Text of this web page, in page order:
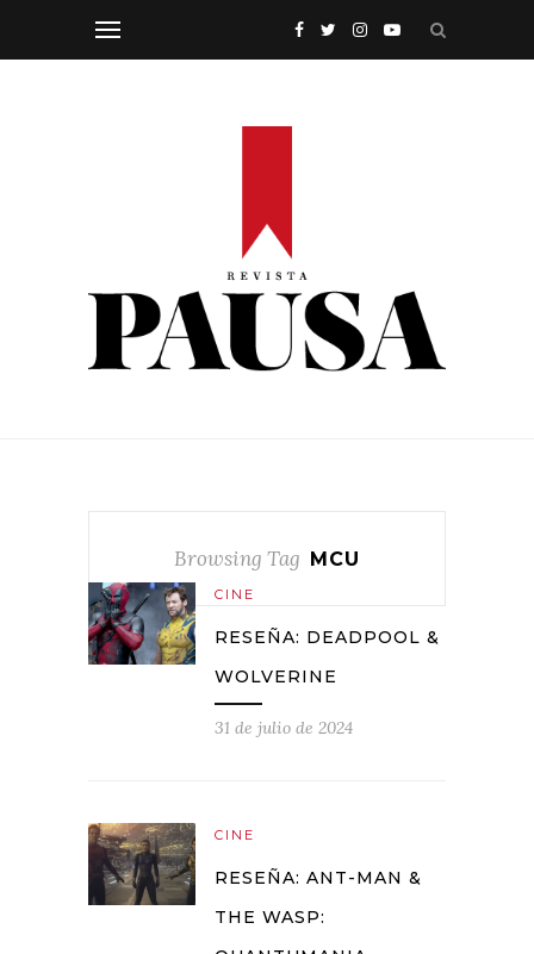
Browsing Tag MCU
CINE
RESEÑA: DEADPOOL &
WOLVERINE
31 de julio de 2024
CINE
RESEÑA: ANT-MAN &
THE WASP: